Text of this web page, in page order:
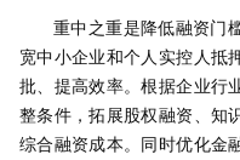
重中之重是降低融资门
宽中小企业和个人实控人抵
批、提高效率。根据企业行
整条件，拓展股权融资、知
综合融资成本。同时优化金